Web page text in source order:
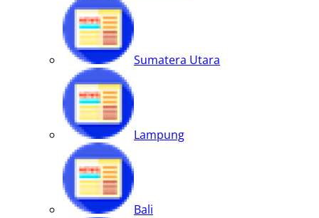
Sumatera Utara
Lampung
Bali